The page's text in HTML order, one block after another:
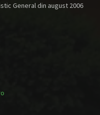
General din august 2006